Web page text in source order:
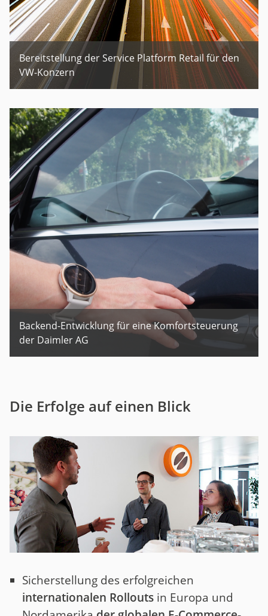
Bereitstellung der Service Platform Retail für den
VW-Konzern
Backend-Entwicklung für eine Komfortsteuerung
der Daimler AG
Die Erfolge auf einen Blick
Sicherstellung des erfolgreichen
internationalen Rollouts in Europa und